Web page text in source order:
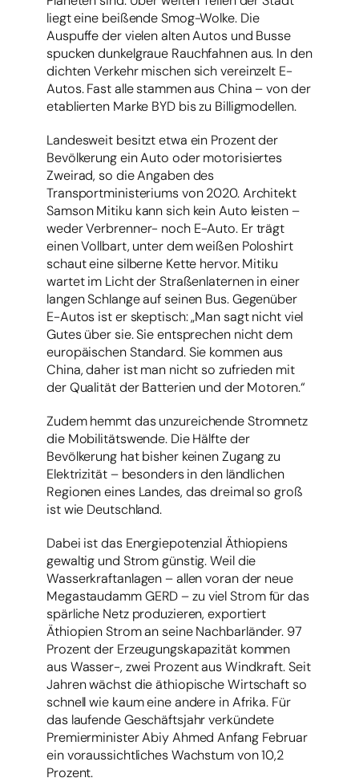
liegt eine beißende Smog-Wolke. Die
Auspuffe der vielen alten Autos und Busse
spucken dunkelgraue Rauchfahnen aus. In den
dichten Verkehr mischen sich vereinzelt E-
Autos. Fast alle stammen aus China – von der
etablierten Marke BYD bis zu Billigmodellen.
Landesweit besitzt etwa ein Prozent der
Bevölkerung ein Auto oder motorisiertes
Zweirad, so die Angaben des
Transportministeriums von 2020. Architekt
Samson Mitiku kann sich kein Auto leisten –
weder Verbrenner- noch E-Auto. Er trägt
einen Vollbart, unter dem weißen Poloshirt
schaut eine silberne Kette hervor. Mitiku
wartet im Licht der Straßenlaternen in einer
langen Schlange auf seinen Bus. Gegenüber
E-Autos ist er skeptisch: „Man sagt nicht viel
Gutes über sie. Sie entsprechen nicht dem
europäischen Standard. Sie kommen aus
China, daher ist man nicht so zufrieden mit
der Qualität der Batterien und der Motoren.“
Zudem hemmt das unzureichende Stromnetz
die Mobilitätswende. Die Hälfte der
Bevölkerung hat bisher keinen Zugang zu
Elektrizität – besonders in den ländlichen
Regionen eines Landes, das dreimal so groß
ist wie Deutschland.
Dabei ist das Energiepotenzial Äthiopiens
gewaltig und Strom günstig. Weil die
Wasserkraftanlagen – allen voran der neue
Megastaudamm GERD – zu viel Strom für das
spärliche Netz produzieren, exportiert
Äthiopien Strom an seine Nachbarländer. 97
Prozent der Erzeugungskapazität kommen
aus Wasser-, zwei Prozent aus Windkraft. Seit
Jahren wächst die äthiopische Wirtschaft so
schnell wie kaum eine andere in Afrika. Für
das laufende Geschäftsjahr verkündete
Premierminister Abiy Ahmed Anfang Februar
ein voraussichtliches Wachstum von 10,2
Prozent.